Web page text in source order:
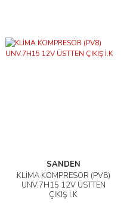
SANDEN
KLİMA KOMPRESÖR (PV8)
UNV.7H15 12V ÜSTTEN
ÇIKIŞ İ.K